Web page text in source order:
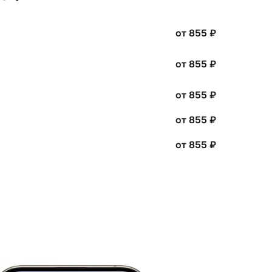
от 855 ₽
от 855 ₽
от 855 ₽
от 855 ₽
от 855 ₽